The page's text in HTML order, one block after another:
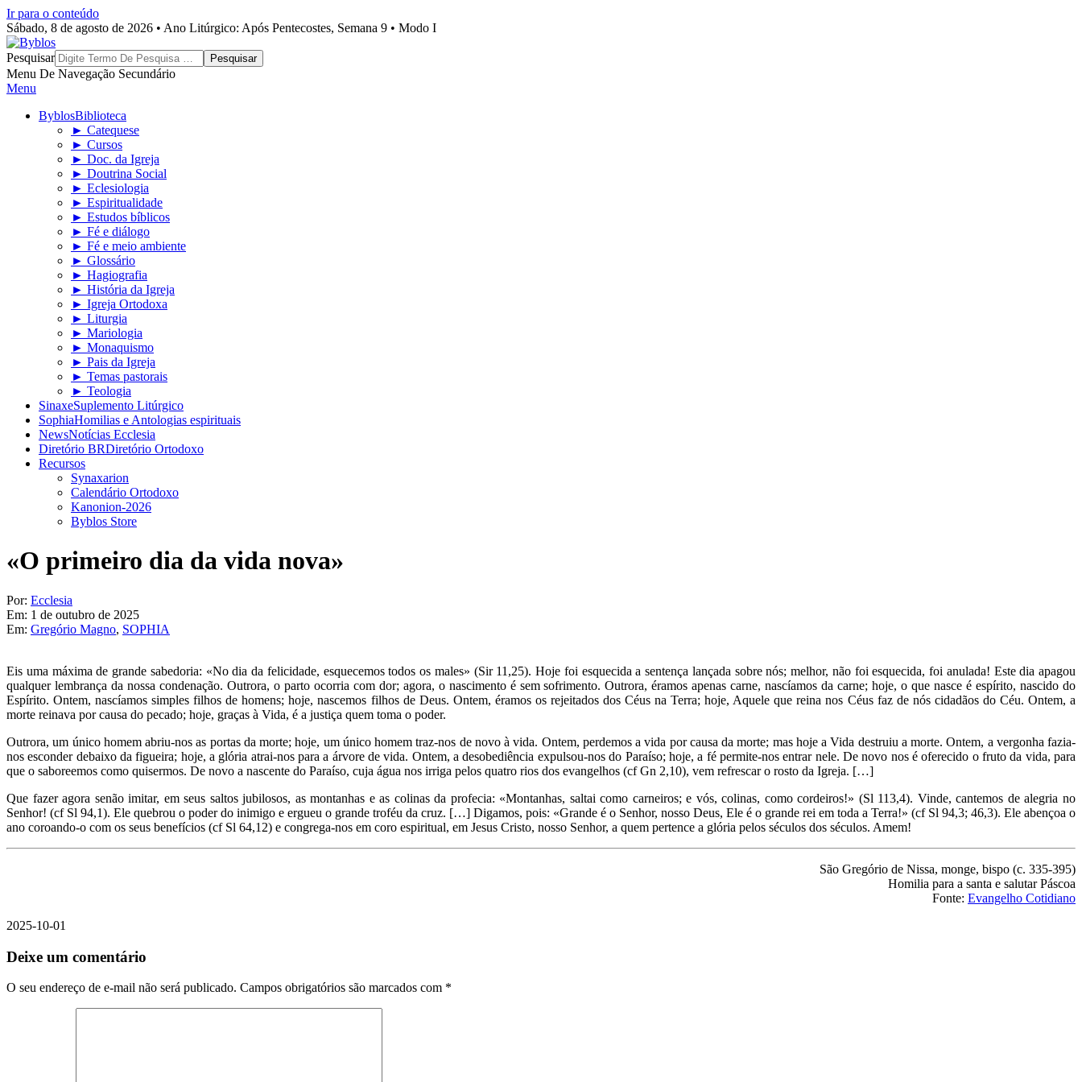
Ir para o conteúdo
Sábado, 8 de agosto de 2026 • Ano Litúrgico: Após Pentecostes, Semana 9 • Modo I
Byblos
Pesquisar
Menu De Navegação Secundário
Menu
ByblosBiblioteca
► Catequese
► Cursos
► Doc. da Igreja
► Doutrina Social
► Eclesiologia
► Espiritualidade
► Estudos bíblicos
► Fé e diálogo
► Fé e meio ambiente
► Glossário
► Hagiografia
► História da Igreja
► Igreja Ortodoxa
► Liturgia
► Mariologia
► Monaquismo
► Pais da Igreja
► Temas pastorais
► Teologia
SinaxeSuplemento Litúrgico
SophiaHomilias e Antologias espirituais
NewsNotícias Ecclesia
Diretório BRDiretório Ortodoxo
Recursos
Synaxarion
Calendário Ortodoxo
Kanonion-2026
Byblos Store
«O primeiro dia da vida nova»
Por: Ecclesia
Em: 1 de outubro de 2025
Em: Gregório Magno, SOPHIA
Eis uma máxima de grande sabedoria: «No dia da felicidade, esquecemos todos os males» (Sir 11,25). Hoje foi esquecida a sentença lançada sobre nós; melhor, não foi esquecida, foi anulada! Este dia apagou
qualquer lembrança da nossa condenação. Outrora, o parto ocorria com dor; agora, o nascimento é sem sofrimento. Outrora, éramos apenas carne, nascíamos da carne; hoje, o que nasce é espírito, nascido do
Espírito. Ontem, nascíamos simples filhos de homens; hoje, nascemos filhos de Deus. Ontem, éramos os rejeitados dos Céus na Terra; hoje, Aquele que reina nos Céus faz de nós cidadãos do Céu. Ontem, a
morte reinava por causa do pecado; hoje, graças à Vida, é a justiça quem toma o poder.
Outrora, um único homem abriu-nos as portas da morte; hoje, um único homem traz-nos de novo à vida. Ontem, perdemos a vida por causa da morte; mas hoje a Vida destruiu a morte. Ontem, a vergonha fazia-
nos esconder debaixo da figueira; hoje, a glória atrai-nos para a árvore de vida. Ontem, a desobediência expulsou-nos do Paraíso; hoje, a fé permite-nos entrar nele. De novo nos é oferecido o fruto da vida, para
que o saboreemos como quisermos. De novo a nascente do Paraíso, cuja água nos irriga pelos quatro rios dos evangelhos (cf Gn 2,10), vem refrescar o rosto da Igreja. […]
Que fazer agora senão imitar, em seus saltos jubilosos, as montanhas e as colinas da profecia: «Montanhas, saltai como carneiros; e vós, colinas, como cordeiros!» (Sl 113,4). Vinde, cantemos de alegria no
Senhor! (cf Sl 94,1). Ele quebrou o poder do inimigo e ergueu o grande troféu da cruz. […] Digamos, pois: «Grande é o Senhor, nosso Deus, Ele é o grande rei em toda a Terra!» (cf Sl 94,3; 46,3). Ele abençoa o
ano coroando-o com os seus benefícios (cf Sl 64,12) e congrega-nos em coro espiritual, em Jesus Cristo, nosso Senhor, a quem pertence a glória pelos séculos dos séculos. Amem!
São Gregório de Nissa, monge, bispo (c. 335-395)
Homilia para a santa e salutar Páscoa
Fonte: Evangelho Cotidiano
2025-10-01
Deixe um comentário
O seu endereço de e-mail não será publicado. Campos obrigatórios são marcados com *